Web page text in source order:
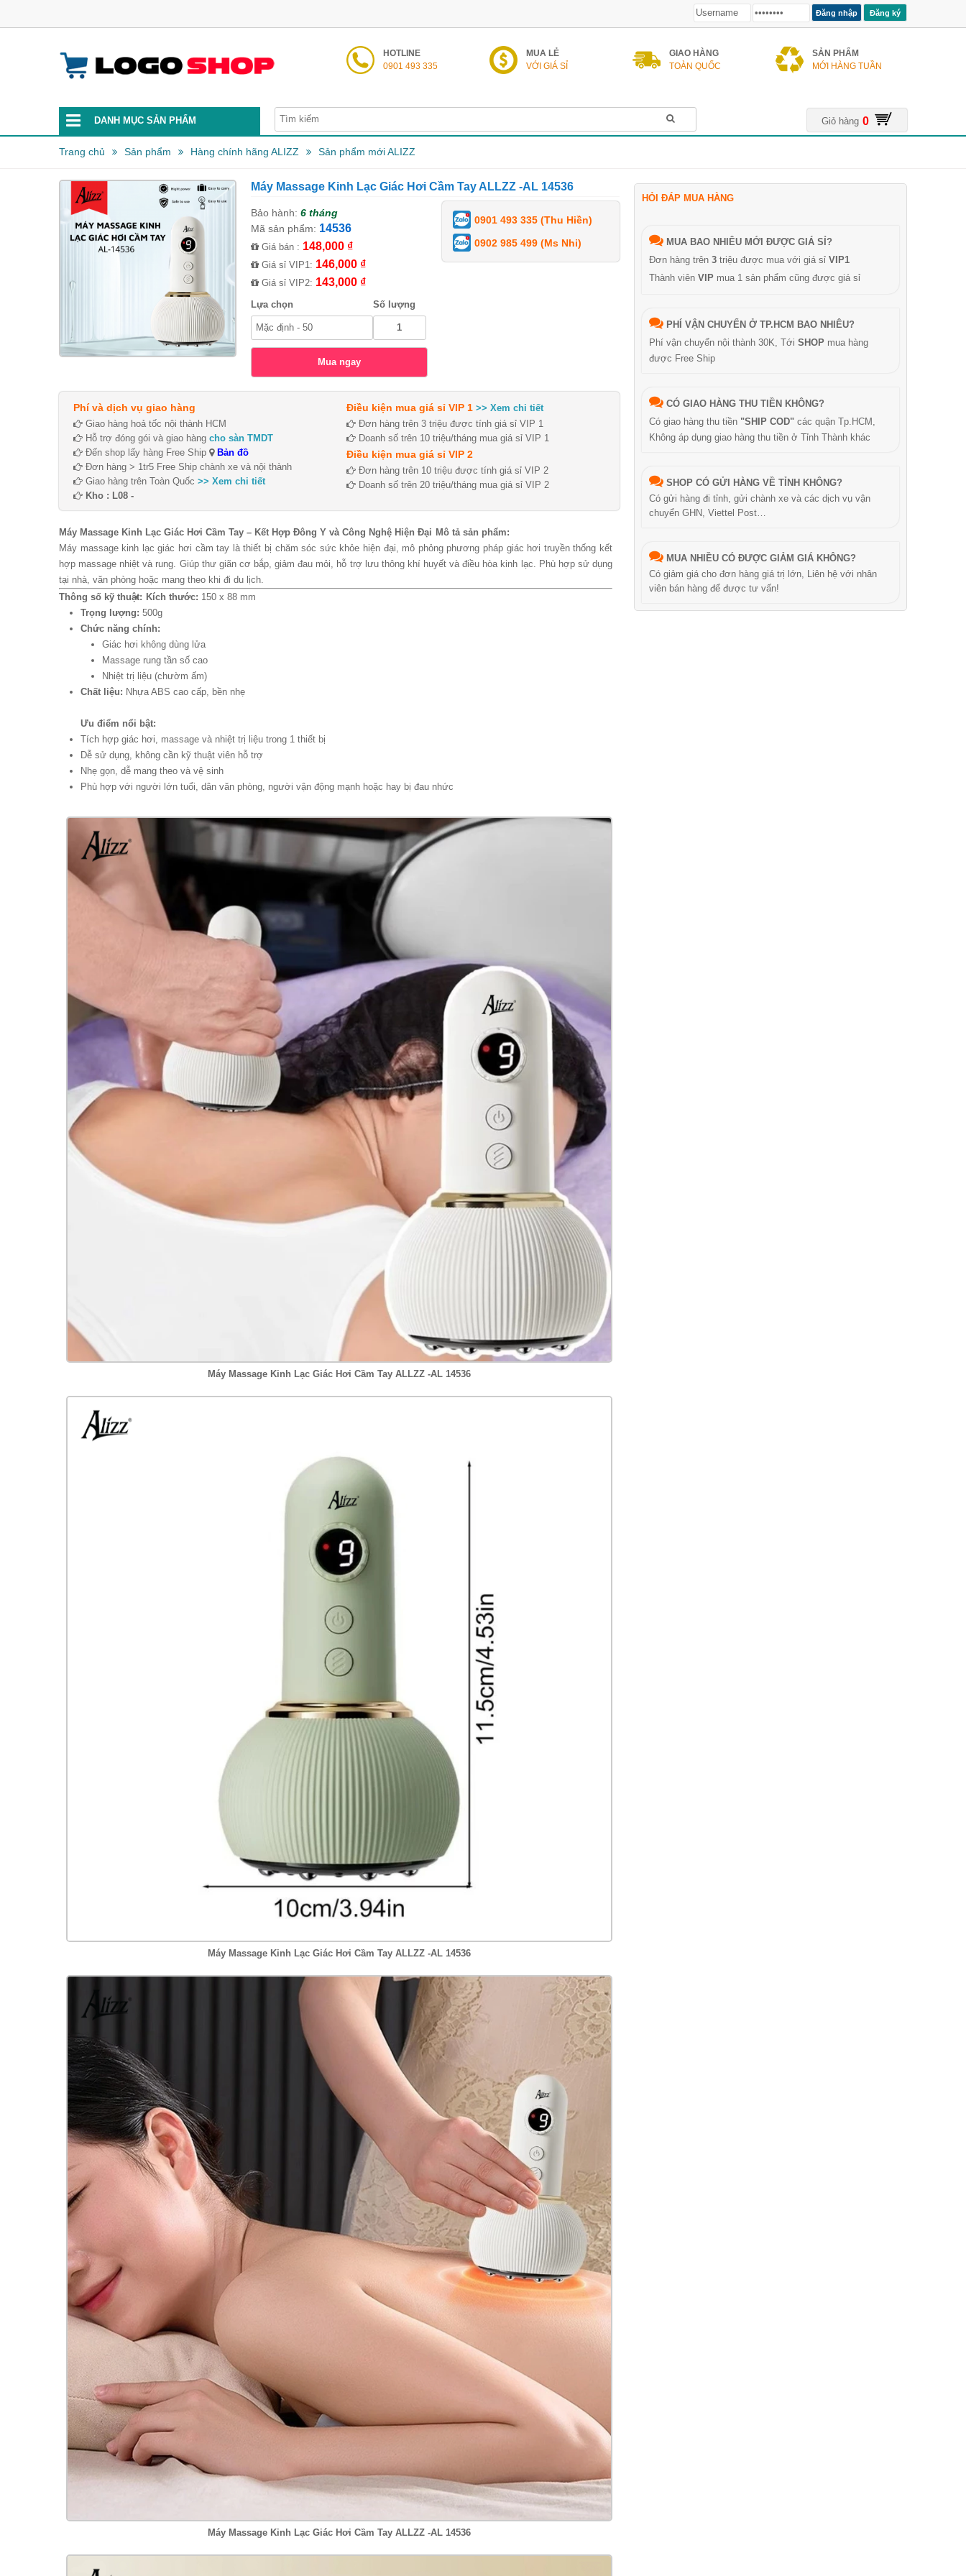
Đăng ký
HOTLINE
0901 493 335
MUA LẺ
VỚI GIÁ SỈ
GIAO HÀNG
TOÀN QUỐC
SẢN PHẨM
MỚI HÀNG TUẦN
Giỏ hàng 0
DANH MỤC SẢN PHẨM
Trang chủ Sản phẩm Hàng chính hãng ALIZZ Sản phẩm mới ALIZZ
Máy Massage Kinh Lạc Giác Hơi Cầm Tay ALLZZ -AL 14536
Bảo hành: 6 tháng
Mã sản phẩm: 14536
Giá bán : 148,000 ₫
Giá sỉ VIP1: 146,000 ₫
Giá sỉ VIP2: 143,000 ₫
Lựa chọn Số lượng
0901 493 335 (Thu Hiền)
0902 985 499 (Ms Nhi)
Phí và dịch vụ giao hàng
Giao hàng hoả tốc nội thành HCM
Hỗ trợ đóng gói và giao hàng cho sàn TMDT
Đến shop lấy hàng Free Ship
Bản đồ
Đơn hàng > 1tr5 Free Ship chành xe và nội thành
Giao hàng trên Toàn Quốc >> Xem chi tiết
Kho : L08 -
Điều kiện mua giá sỉ VIP 1 >> Xem chi tiết
Đơn hàng trên 3 triệu được tính giá sỉ VIP 1
Doanh số trên 10 triệu/tháng mua giá sỉ VIP 1
Điều kiện mua giá sỉ VIP 2
Đơn hàng trên 10 triệu được tính giá sỉ VIP 2
Doanh số trên 20 triệu/tháng mua giá sỉ VIP 2
Máy Massage Kinh Lạc Giác Hơi Cầm Tay – Kết Hợp Đông Y và Công Nghệ Hiện Đại Mô tả sản phẩm:
Máy massage kinh lạc giác hơi cầm tay là thiết bị chăm sóc sức khỏe hiện đại, mô phỏng phương pháp giác hơi truyền thống kết
hợp massage nhiệt và rung. Giúp thư giãn cơ bắp, giảm đau mỏi, hỗ trợ lưu thông khí huyết và điều hòa kinh lạc. Phù hợp sử dụng
tại nhà, văn phòng hoặc mang theo khi đi du lịch.
Thông số kỹ thuật: Kích thước: 150 x 88 mm
Trọng lượng: 500g
Chức năng chính:
Giác hơi không dùng lửa
Massage rung tần số cao
Nhiệt trị liệu (chườm ấm)
Chất liệu: Nhựa ABS cao cấp, bền nhẹ
Ưu điểm nổi bật:
Tích hợp giác hơi, massage và nhiệt trị liệu trong 1 thiết bị
Dễ sử dụng, không cần kỹ thuật viên hỗ trợ
Nhẹ gọn, dễ mang theo và vệ sinh
Phù hợp với người lớn tuổi, dân văn phòng, người vận động mạnh hoặc hay bị đau nhức
Máy Massage Kinh Lạc Giác Hơi Cầm Tay ALLZZ -AL 14536
Máy Massage Kinh Lạc Giác Hơi Cầm Tay ALLZZ -AL 14536
Máy Massage Kinh Lạc Giác Hơi Cầm Tay ALLZZ -AL 14536
HỎI ĐÁP MUA HÀNG
MUA BAO NHIÊU MỚI ĐƯỢC GIÁ SỈ?
Đơn hàng trên 3 triệu được mua với giá sỉ VIP1
Thành viên VIP mua 1 sản phẩm cũng được giá sỉ
PHÍ VẬN CHUYỂN Ở TP.HCM BAO NHIÊU?
Phí vận chuyển nội thành 30K, Tới SHOP mua hàng
được Free Ship
CÓ GIAO HÀNG THU TIỀN KHÔNG?
Có giao hàng thu tiền "SHIP COD" các quận Tp.HCM,
Không áp dụng giao hàng thu tiền ở Tỉnh Thành khác
SHOP CÓ GỬI HÀNG VỀ TỈNH KHÔNG?
Có gửi hàng đi tỉnh, gửi chành xe và các dịch vụ vận
chuyển GHN, Viettel Post…
MUA NHIỀU CÓ ĐƯỢC GIẢM GIÁ KHÔNG?
Có giảm giá cho đơn hàng giá trị lớn, Liên hệ với nhân
viên bán hàng để được tư vấn!